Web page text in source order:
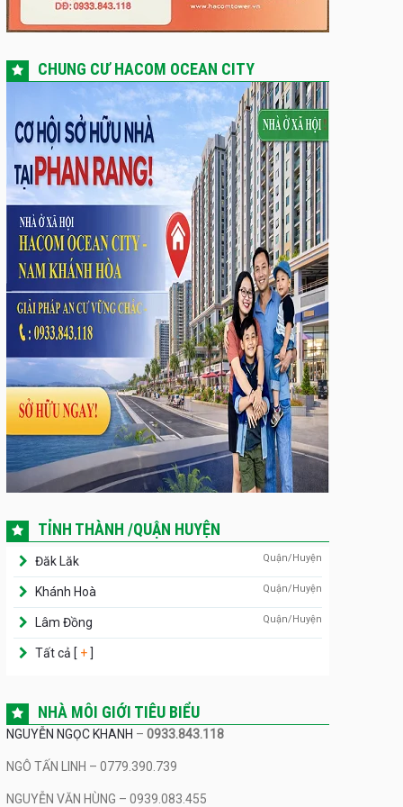
CHUNG CƯ HACOM OCEAN CITY
TỈNH THÀNH /QUẬN HUYỆN
Đăk Lăk Quận/Huyện
Khánh Hoà Quận/Huyện
Lâm Đồng Quận/Huyện
Tất cả [ +]
NHÀ MÔI GIỚI TIÊU BIỂU
NGUYỄN NGỌC KHANH –0933.843.118
NGÔ TẤN LINH – 0779.390.739
NGUYỄN VĂN HÙNG – 0939.083.455